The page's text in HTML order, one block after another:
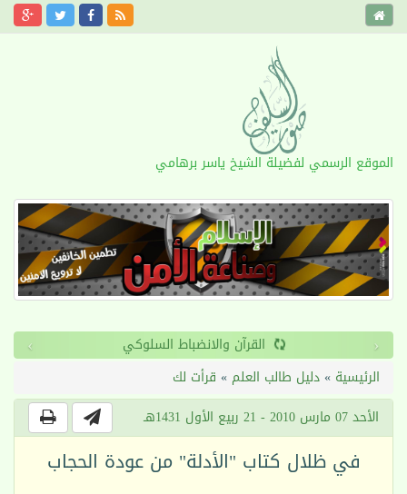
الموقع الرسمي لفضيلة الشيخ ياسر برهامي
القرآن الأمد
‹
›
الرئيسية »دليل طالب العلم » قرأت لك
الأحد 07 مارس 2010 - 21 ربيع الأول 1431هـ
في ظلال كتاب "الأدلة" من عودة الحجاب